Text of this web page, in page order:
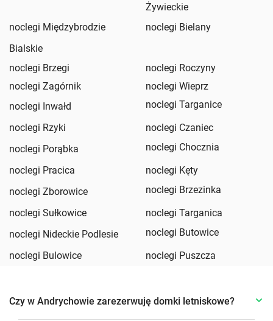
Żywieckie
noclegi Międzybrodzie
Bialskie
noclegi Bielany
noclegi Brzegi
noclegi Roczyny
noclegi Zagórnik
noclegi Wieprz
noclegi Inwałd
noclegi Targanice
noclegi Rzyki
noclegi Czaniec
noclegi Porąbka
noclegi Chocznia
noclegi Pracica
noclegi Kęty
noclegi Zborowice
noclegi Brzezinka
noclegi Sułkowice
noclegi Targanica
noclegi Nideckie Podlesie
noclegi Butowice
noclegi Bulowice
noclegi Puszcza
Czy w Andrychowie zarezerwuję domki letniskowe?